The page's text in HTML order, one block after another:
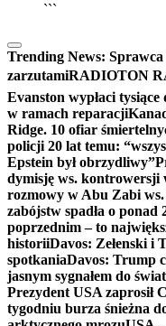
```
Trending News:
zarzutamiRADIOTON
Evanston wypłaci
w ramach reparacji
Ridge. 10 ofiar
policji 20 lat temu:
Epstein był obrzydliwy”
dymisję ws. kontrowersji
rozmowy w Abu Zabi
zabójstw spadła o
poprzednim – to
historiiDavos: Zełenski i
spotkaniaDavos: Trump
jasnym sygnałem do
Prezydent USA zaprosił
tygodniu burza śnieżna